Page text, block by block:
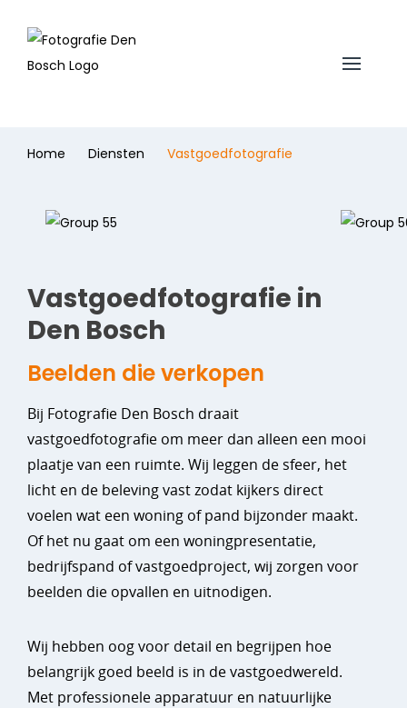
Home Diensten Vastgoedfotografie
Vastgoedfotografie in
Den Bosch
Beelden die verkopen
Bij Fotografie Den Bosch draait
vastgoedfotografie om meer dan alleen een mooi
plaatje van een ruimte. Wij leggen de sfeer, het
licht en de beleving vast zodat kijkers direct
voelen wat een woning of pand bijzonder maakt.
Of het nu gaat om een woningpresentatie,
bedrijfspand of vastgoedproject, wij zorgen voor
beelden die opvallen en uitnodigen.
Wij hebben oog voor detail en begrijpen hoe
belangrijk goed beeld is in de vastgoedwereld.
Met professionele apparatuur en natuurlijke